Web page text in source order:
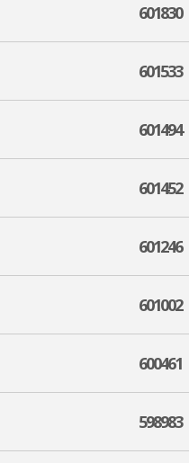
601830
601533
601494
601452
601246
601002
600461
598983